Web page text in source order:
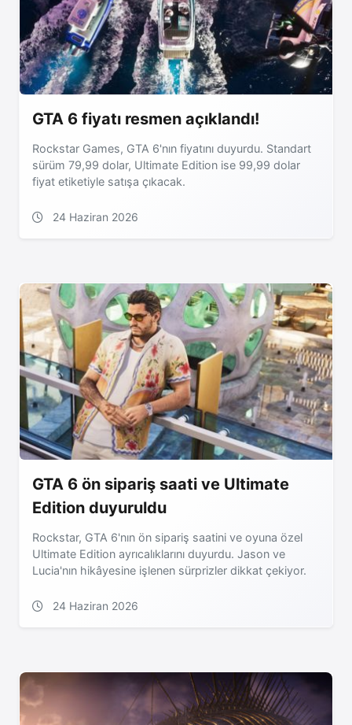
GTA 6 fiyatı resmen açıklandı!
Rockstar Games, GTA 6'nın fiyatını duyurdu. Standart
sürüm 79,99 dolar, Ultimate Edition ise 99,99 dolar
fiyat etiketiyle satışa çıkacak.
24 Haziran 2026
GTA 6 ön sipariş saati ve Ultimate
Edition duyuruldu
Rockstar, GTA 6'nın ön sipariş saatini ve oyuna özel
Ultimate Edition ayrıcalıklarını duyurdu. Jason ve
Lucia'nın hikâyesine işlenen sürprizler dikkat çekiyor.
24 Haziran 2026